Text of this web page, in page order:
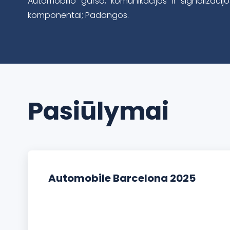
komponentai; Padangos.
Pasiūlymai
Automobile Barcelona 2025